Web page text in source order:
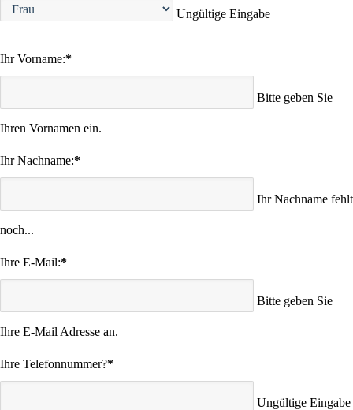
Ungültige Eingabe
Ihr Vorname:*
Bitte geben Sie
Ihren Vornamen ein.
Ihr Nachname:*
Ihr Nachname fehlt
noch...
Ihre E-Mail:*
Bitte geben Sie
Ihre E-Mail Adresse an.
Ihre Telefonnummer?*
Ungültige Eingabe